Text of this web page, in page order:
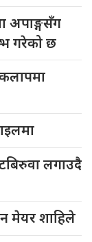
अपाङ्गसँग
गरेको छ
लगाउदै
मेयर शाहिले